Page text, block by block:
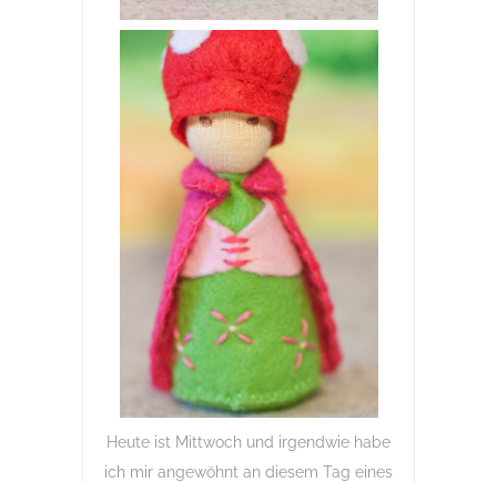
Heute ist Mittwoch und irgendwie habe
ich mir angewöhnt an diesem Tag eines